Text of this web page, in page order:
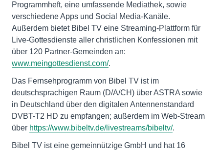
Programmheft, eine umfassende Mediathek, sowie
verschiedene Apps und Social Media-Kanäle.
Außerdem bietet Bibel TV eine Streaming-Plattform für
Live-Gottesdienste aller christlichen Konfessionen mit
über 120 Partner-Gemeinden an:
www.meingottesdienst.com/.
Das Fernsehprogramm von Bibel TV ist im
deutschsprachigen Raum (D/A/CH) über ASTRA sowie
in Deutschland über den digitalen Antennenstandard
DVBT-T2 HD zu empfangen; außerdem im Web-Stream
über https://www.bibeltv.de/livestreams/bibeltv/.
Bibel TV ist eine gemeinnützige GmbH und hat 16